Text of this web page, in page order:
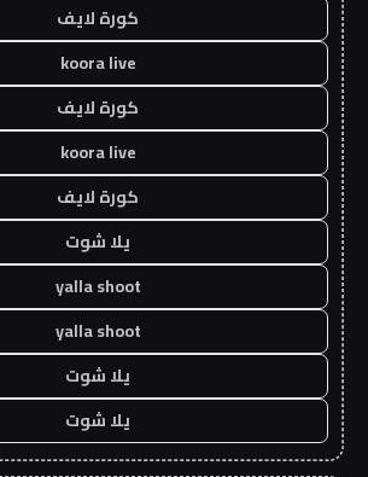
كورة لايف
koora live
كورة لايف
koora live
كورة لايف
يلا شوت
yalla shoot
yalla shoot
يلا شوت
يلا شوت